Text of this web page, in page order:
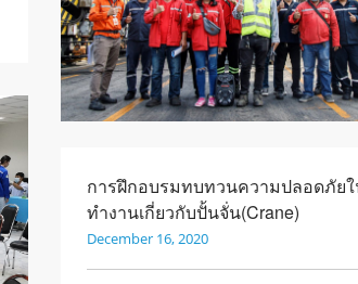
การฝึกอบรมทบทวนความปลอดภัย
ทำงานเกี่ยวกับปั้นจั่น(Crane)
December 16, 2020